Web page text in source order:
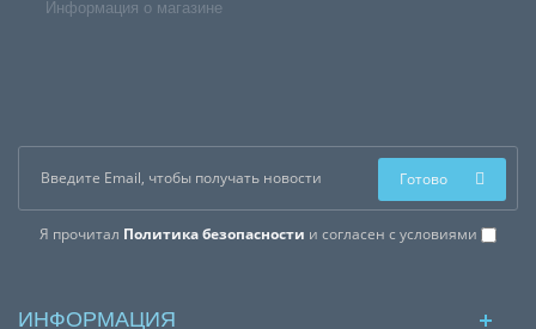
Информация о магазине
Я прочитал Политика безопасности и согласен с условиями
Готово
ИНФОРМАЦИЯ